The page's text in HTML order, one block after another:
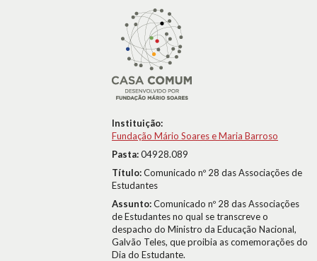
Instituição:
Fundação Mário Soares e Maria Barroso
Pasta:04928.089
Título:Comunicado nº 28 das Associações de
Estudantes
Assunto:Comunicado nº 28 das Associações
de Estudantes no qual se transcreve o
despacho do Ministro da Educação Nacional,
Galvão Teles, que proibia as comemorações do
Dia do Estudante.